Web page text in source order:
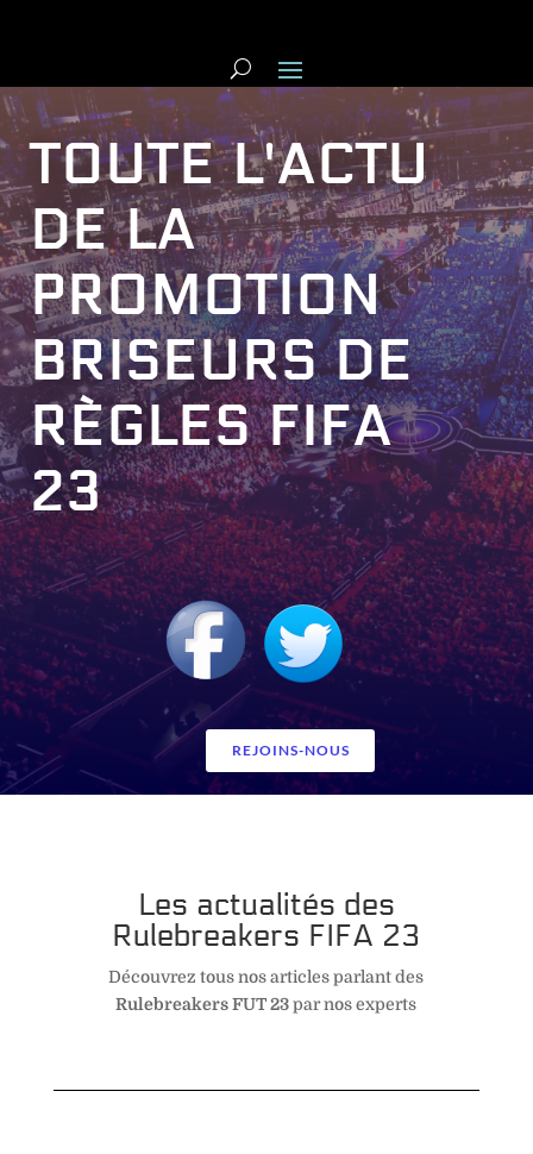
TOUTE L'ACTU
DE LA
PROMOTION
BRISEURS DE
RÈGLES FIFA
23
REJOINS-NOUS
Les actualités des
Rulebreakers FIFA 23
Découvrez tous nos articles parlant des
Rulebreakers FUT 23par nos experts